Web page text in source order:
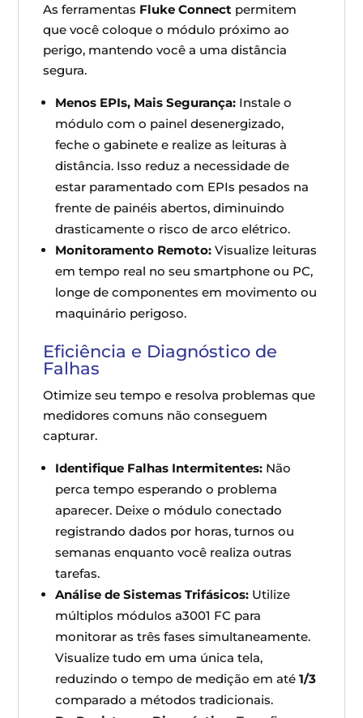
As ferramentas Fluke Connect permitem
que você coloque o módulo próximo ao
perigo, mantendo você a uma distância
segura.
Menos EPIs, Mais Segurança: Instale o
módulo com o painel desenergizado,
feche o gabinete e realize as leituras à
distância. Isso reduz a necessidade de
estar paramentado com EPIs pesados na
frente de painéis abertos, diminuindo
drasticamente o risco de arco elétrico.
Monitoramento Remoto: Visualize leituras
em tempo real no seu smartphone ou PC,
longe de componentes em movimento ou
maquinário perigoso.
Eficiência e Diagnóstico de
Falhas
Otimize seu tempo e resolva problemas que
medidores comuns não conseguem
capturar.
Identifique Falhas Intermitentes: Não
perca tempo esperando o problema
aparecer. Deixe o módulo conectado
registrando dados por horas, turnos ou
semanas enquanto você realiza outras
tarefas.
Análise de Sistemas Trifásicos: Utilize
múltiplos módulos a3001 FC para
monitorar as três fases simultaneamente.
Visualize tudo em uma única tela,
reduzindo o tempo de medição em até1/3
comparado a métodos tradicionais.